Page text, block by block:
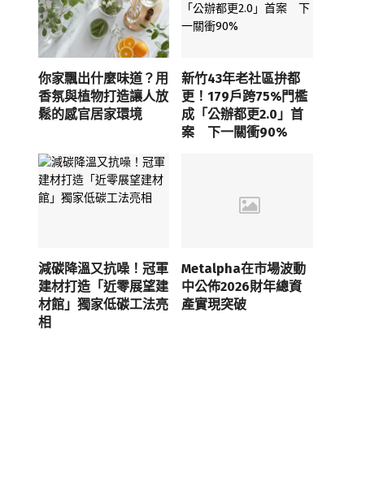
你家飄出什麼味道？用
香氛與植物打造讓人放
鬆的感官居家環境
新竹43年老社區拚都
更！179戶跨75%門檻
成「公辦都更2.0」首
案 下一關衝90%
減碳降溫又抗噪！冠軍
建材打造「近零展望建
材館」獨家低碳工法亮
相
Metalpha在市場波動
中公佈2026財年總資
產實現突破